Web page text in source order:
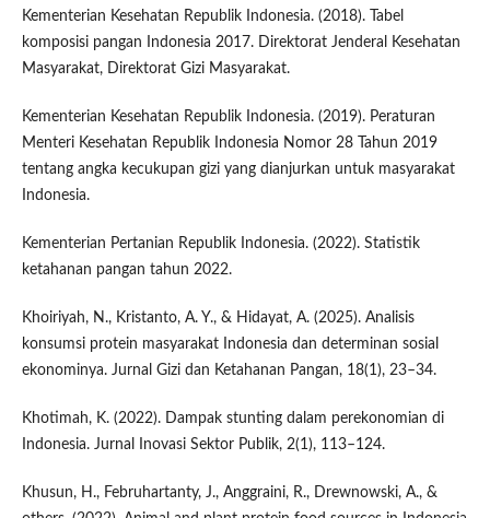
Kementerian Kesehatan Republik Indonesia. (2018). Tabel
komposisi pangan Indonesia 2017. Direktorat Jenderal Kesehatan
Masyarakat, Direktorat Gizi Masyarakat.
Kementerian Kesehatan Republik Indonesia. (2019). Peraturan
Menteri Kesehatan Republik Indonesia Nomor 28 Tahun 2019
tentang angka kecukupan gizi yang dianjurkan untuk masyarakat
Indonesia.
Kementerian Pertanian Republik Indonesia. (2022). Statistik
ketahanan pangan tahun 2022.
Khoiriyah, N., Kristanto, A. Y., & Hidayat, A. (2025). Analisis
konsumsi protein masyarakat Indonesia dan determinan sosial
ekonominya. Jurnal Gizi dan Ketahanan Pangan, 18(1), 23–34.
Khotimah, K. (2022). Dampak stunting dalam perekonomian di
Indonesia. Jurnal Inovasi Sektor Publik, 2(1), 113–124.
Khusun, H., Februhartanty, J., Anggraini, R., Drewnowski, A., &